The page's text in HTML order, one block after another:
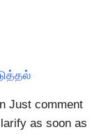
Just comment
as soon as